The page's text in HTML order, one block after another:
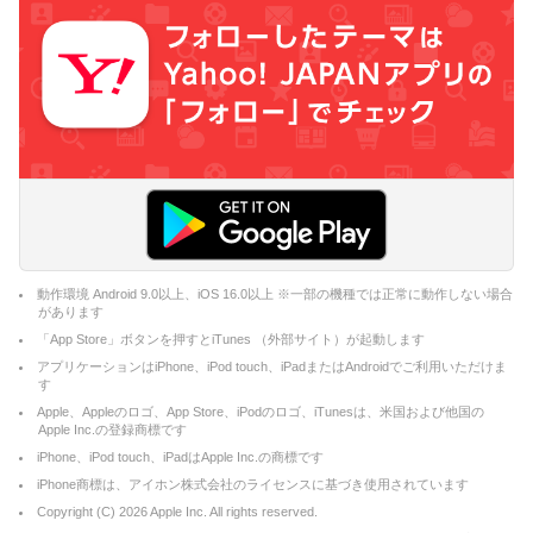
動作環境 Android 9.0以上、iOS 16.0以上 ※一部の機種では正常に動作しない場合
があります
「App Store」ボタンを押すとiTunes （外部サイト）が起動します
アプリケーションはiPhone、iPod touch、iPadまたはAndroidでご利用いただけま
す
Apple、Appleのロゴ、App Store、iPodのロゴ、iTunesは、米国および他国の
Apple Inc.の登録商標です
iPhone、iPod touch、iPadはApple Inc.の商標です
iPhone商標は、アイホン株式会社のライセンスに基づき使用されています
Copyright (C) 2026Apple Inc. All rights reserved.